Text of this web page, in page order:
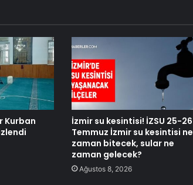
Kurban
İzmir su kesintisi! İZSU 25-26
Temmuz İzmir su kesintisi ne
zaman bitecek, sular ne
zaman gelecek?
Ağustos 8, 2026